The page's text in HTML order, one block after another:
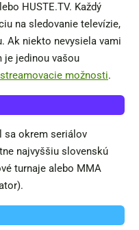
HUSTE.TV. Každý
na sledovanie televízie,
Ak niekto nevysiela vami
je jedinou vašou
možnosti.
sa okrem seriálov
najvyššiu slovenskú
turnaje alebo MMA